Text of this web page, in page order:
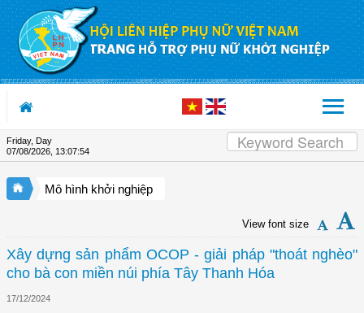
Skip to Content
Friday, Day
07/08/2026 13:07:56
Mô hình khởi nghiệp
View font size
Xây dựng sản phẩm OCOP - giải pháp "thoát nghèo"
cho bà con miền núi phía Tây Thanh Hóa
17/12/2024